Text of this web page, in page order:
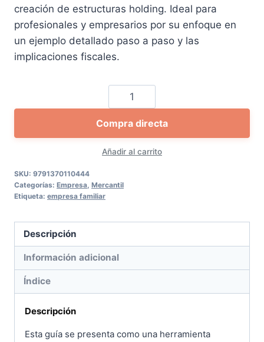
creación de estructuras holding. Ideal para
profesionales y empresarios por su enfoque en
un ejemplo detallado paso a paso y las
implicaciones fiscales.
La
reestructuración
de
empresas
familiares:
creación
cantidad
Añadir al carrito
Compra directa
SKU: 9791370110444
Categorías: Empresa, Mercantil
Etiqueta: empresa familiar
Descripción
Información adicional
Índice
Descripción
Esta guía se presenta como una herramienta